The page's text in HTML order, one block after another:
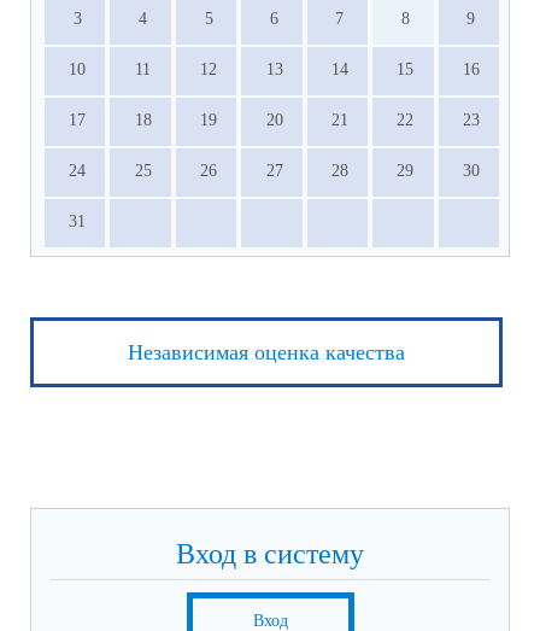
3 4 5 6 7 8 9
10 11 12 13 14 15 16
17 18 19 20 21 22 23
24 25 26 27 28 29 30
31
Независимая оценка качества
Вход в систему
Вход